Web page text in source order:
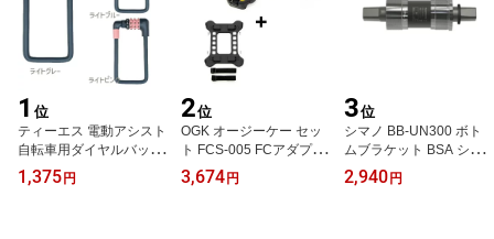
1 位
ティーエス 電動アシスト
自転車用ダイヤルバッテ
リーロック ゆうパケット
／ネコポス送料無料
1,375円
2位
OGK オージーケー セッ
ト FCS-005 FCアダプタ
ー / B-6 FCベース台 後ろ
用ベース台 ブラック 自
3,674円
3位
シマノ BB-UN300 ボト
ムブラケット BSA シェ
ル幅 68mm スクエア 送
料無料 一部地域は除く
2,940円